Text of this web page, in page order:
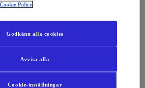
Cookie Policy
Cookie-inställningar
Avvisa alla
Godkänn alla cookies